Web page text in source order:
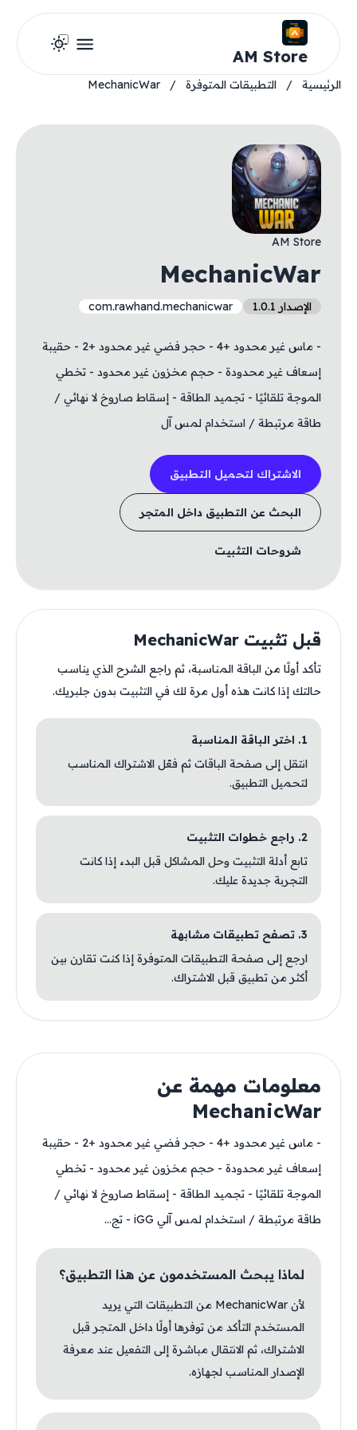
AM Store
الرئيسية / التطبيقات المتوفرة /
MechanicWar
AM Store
MechanicWar
الإصدار 1.0.1 com.rawhand.mechanicwar
- ماس غير محدود +4 - حجر فضي غير محدود +2 - حقيبة
إسعاف غير محدودة - حجم مخزون غير محدود - تخطي
الموجة تلقائيًا - تجميد الطاقة - إسقاط صاروخ لا نهائي /
طاقة مرتبطة / استخدام لمس آل
الاشتراك لتحميل التطبيق
البحث عن التطبيق داخل المتجر
شروحات التثبيت
قبل تثبيت MechanicWar
تأكد أولًا من الباقة المناسبة، ثم راجع الشرح الذي يناسب
حالتك إذا كانت هذه أول مرة لك في التثبيت بدون جلبريك.
1. اختر الباقة المناسبة
انتقل إلى صفحة الباقات ثم فعّل الاشتراك المناسب
لتحميل التطبيق.
2. راجع خطوات التثبيت
تابع أدلة التثبيت وحل المشاكل قبل البدء إذا كانت
التجربة جديدة عليك.
3. تصفح تطبيقات مشابهة
ارجع إلى صفحة التطبيقات المتوفرة إذا كنت تقارن بين
أكثر من تطبيق قبل الاشتراك.
معلومات مهمة عن
MechanicWar
- ماس غير محدود +4 - حجر فضي غير محدود +2 - حقيبة
إسعاف غير محدودة - حجم مخزون غير محدود - تخطي
الموجة تلقائيًا - تجميد الطاقة - إسقاط صاروخ لا نهائي /
طاقة مرتبطة / استخدام لمس آلي iGG - تج...
لماذا يبحث المستخدمون عن هذا التطبيق؟
لأن MechanicWar من التطبيقات التي يريد
المستخدم التأكد من توفرها أولًا داخل المتجر قبل
الاشتراك، ثم الانتقال مباشرة إلى التفعيل عند معرفة
الإصدار المناسب لجهازه.